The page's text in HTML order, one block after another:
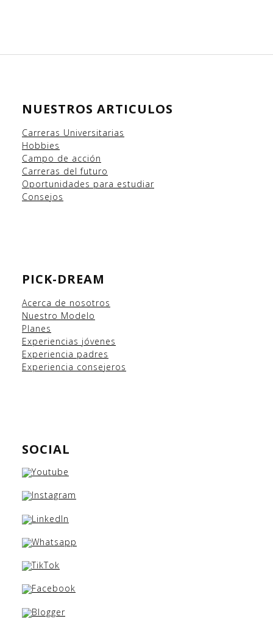
NUESTROS ARTICULOS
Carreras Universitarias
Hobbies
Campo de acción
Carreras del futuro
Oportunidades para estudiar
Consejos
PICK-DREAM
Acerca de nosotros
Nuestro Modelo
Planes
Experiencias jóvenes
Experiencia padres
Experiencia consejeros
SOCIAL